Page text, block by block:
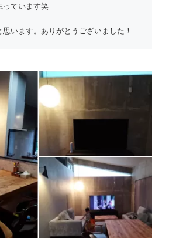
っています笑
います。ありがとうございました！